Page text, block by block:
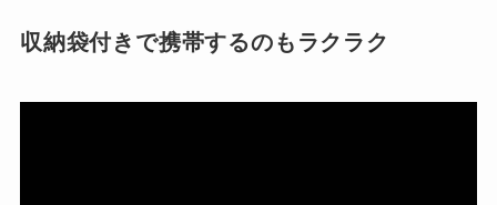
収納袋付きで携帯するのもラクラク